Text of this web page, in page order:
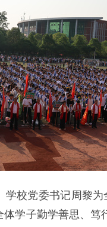
学校党委书记周黎
学子勤学善思、